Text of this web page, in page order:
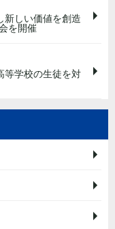
新しい価値を創造
を開催
等学校の生徒を対